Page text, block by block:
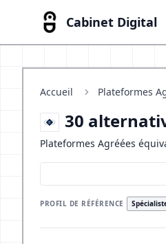
Cabinet Digital
Accueil Plateformes
30
Plateformes Agréées
PROFIL DE RÉFÉRENCE